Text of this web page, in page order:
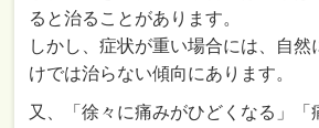
ると治ることがあります。
しかし、症状が重い場合には、自然
けでは治らない傾向にあります。
又、「徐々に痛みがひどくなる」「